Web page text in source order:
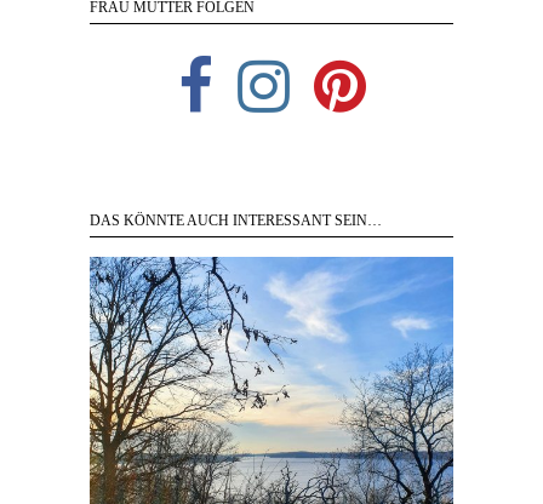
FRAU MUTTER FOLGEN
DAS KÖNNTE AUCH INTERESSANT SEIN…